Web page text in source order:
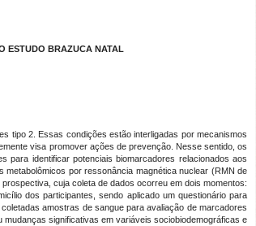
ESTUDO BRAZUCA NATAL
tipo 2. Essas condições estão interligadas por mecanismos
visa promover ações de prevenção. Nesse sentido, os
para identificar potenciais biomarcadores relacionados aos
por ressonância magnética nuclear (RMN de
cuja coleta de dados ocorreu em dois momentos:
dos participantes, sendo aplicado um questionário para
amostras de sangue para avaliação de marcadores
significativas em variáveis sociobiodemográficas e